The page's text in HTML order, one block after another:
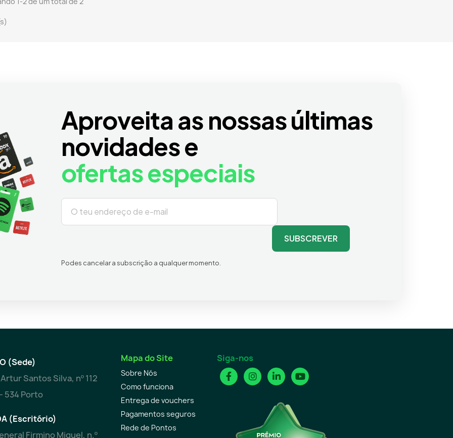
Aproveita as nossas últimas
novidades e
ofertas especiais
SUBSCREVER
Podes cancelar a subscrição a qualquer momento.
(Sede)
Santos Silva, nº 112
534 Porto
(Escritório)
Firmino Miguel, n.º
Mapa do Site
Sobre Nós
Como funciona
Entrega de vouchers
Pagamentos seguros
Rede de Pontos
Siga-nos